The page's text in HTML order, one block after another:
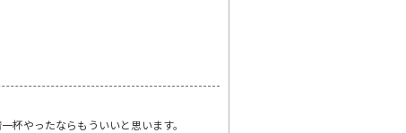
杯やったならもういいと思います。